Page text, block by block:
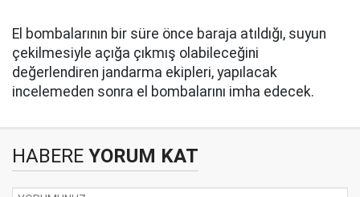
El bombalarının bir süre önce baraja atıldığı, suyun
çekilmesiyle açığa çıkmış olabileceğini
değerlendiren jandarma ekipleri, yapılacak
incelemeden sonra el bombalarını imha edecek.
HABERE YORUM KAT